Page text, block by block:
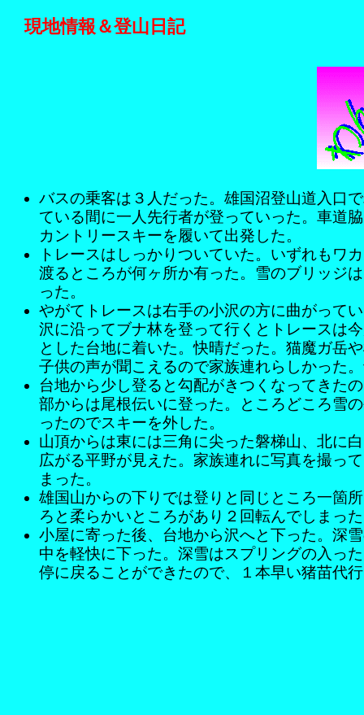
現地情報＆登山日記
バスの乗客は３人だった。雄国沼登山道入口
ている間に一人先行者が登っていった。車道
カントリースキーを履いて出発した。
トレースはしっかりついていた。いずれもワ
渡るところが何ヶ所か有った。雪のブリッジ
った。
やがてトレースは右手の小沢の方に曲がって
沢に沿ってブナ林を登って行くとトレースは
とした台地に着いた。快晴だった。猫魔ガ岳
子供の声が聞こえるので家族連れらしかった
台地から少し登ると勾配がきつくなってきた
部からは尾根伝いに登った。ところどころ雪
ったのでスキーを外した。
山頂からは東には三角に尖った磐梯山、北に
広がる平野が見えた。家族連れに写真を撮っ
まった。
雄国山からの下りでは登りと同じところ一箇
ろと柔らかいところがあり２回転んでしまっ
小屋に寄った後、台地から沢へと下った。深
中を軽快に下った。深雪はスプリングの入っ
停に戻ることができたので、１本早い猪苗代